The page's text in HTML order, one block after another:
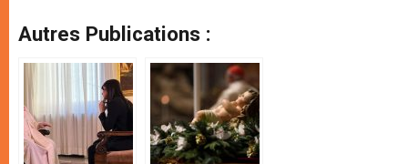
Autres Publications :